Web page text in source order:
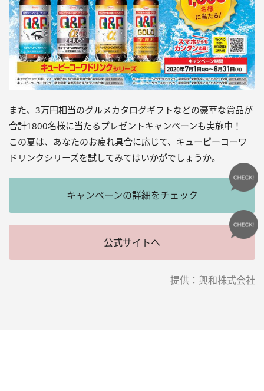
また、3万円相当のグルメカタログギフトなどの豪華な賞品が
合計1800名様に当たるプレゼントキャンペーンも実施中！
この夏は、あなたのお疲れ具合に応じて、キューピーコーワ
ドリンクシリーズを試してみてはいかがでしょうか。
キャンペーンの詳細をチェック
公式サイトへ
提供：興和株式会社